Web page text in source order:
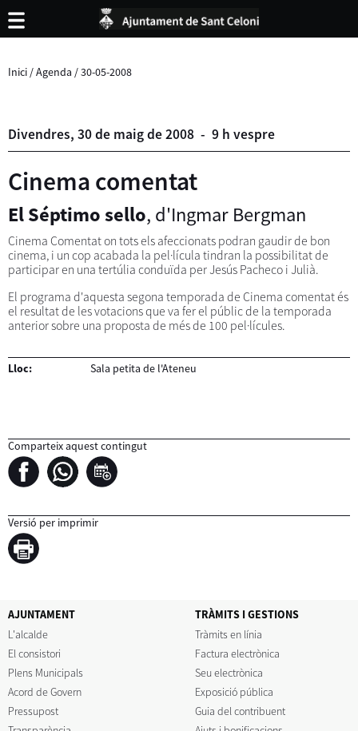
Inici /Agenda /30-05-2008
Divendres, 30de maigde2008 - 9 h vespre
Cinema comentat
El Séptimo sello, d'Ingmar Bergman
Cinema Comentat on tots els afeccionats podran gaudir de bon
cinema, i un cop acabada la pel·lícula tindran la possibilitat de
participar en una tertúlia conduïda per Jesús Pacheco i Julià.
El programa d'aquesta segona temporada de Cinema comentat és
el resultat de les votacions que va fer el públic de la temporada
anterior sobre una proposta de més de 100 pel·lícules.
Lloc: Sala petita de l'Ateneu
Comparteix aquest contingut
Versió per imprimir
AJUNTAMENT
L'alcalde
El consistori
Plens Municipals
Acord de Govern
Pressupost
TRÀMITS I GESTIONS
Tràmits en línia
Factura electrònica
Seu electrònica
Exposició pública
Guia del contribuent